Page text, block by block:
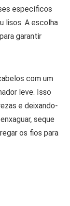
específicos
lisos. A escolha
garantir
com um
leve. Isso
e deixando-
seque
os fios para